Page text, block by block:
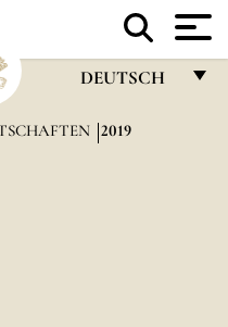
DEUTSCH
FRANÇAIS
2019